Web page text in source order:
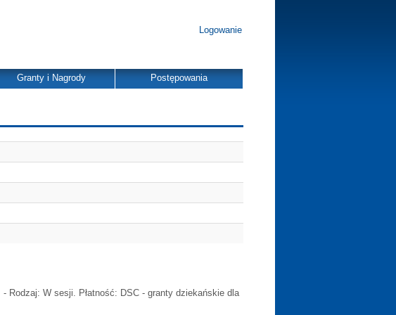
Logowanie
Granty i Nagrody Postępowania
- Rodzaj: W sesji. Płatność: DSC - granty dziekańskie dla